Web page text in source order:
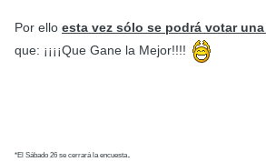
Por ello esta vez sólo se podrá votar
que: ¡¡¡¡Que Gane la Mejor!!!!
*El Sábado 26 se cerrará la encuesta.